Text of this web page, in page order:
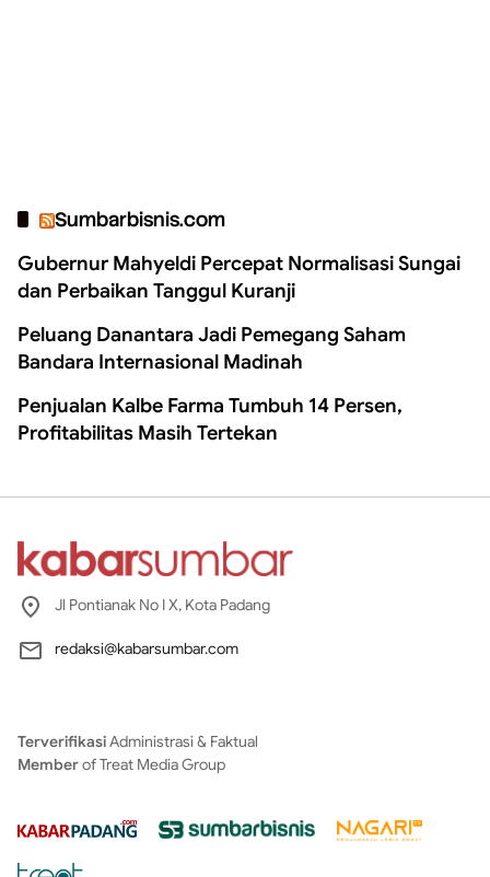
Sumbarbisnis.com
Gubernur Mahyeldi Percepat Normalisasi Sungai
dan Perbaikan Tanggul Kuranji
Peluang Danantara Jadi Pemegang Saham
Bandara Internasional Madinah
Penjualan Kalbe Farma Tumbuh 14 Persen,
Profitabilitas Masih Tertekan
Jl Pontianak No I X, Kota Padang
redaksi@kabarsumbar.com
TerverifikasiAdministrasi & Faktual
Memberof Treat Media Group